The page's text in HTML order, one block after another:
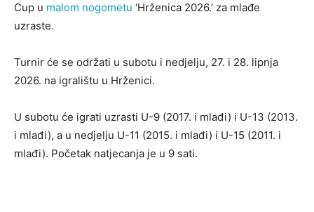
Cup u malom nogometu ‘Hrženica 2026.’ za mlađe
uzraste.
Turnir će se održati u subotu i nedjelju, 27. i 28. lipnja
2026. na igralištu u Hrženici.
U subotu će igrati uzrasti U-9 (2017. i mlađi) i U-13 (2013.
i mlađi), a u nedjelju U-11 (2015. i mlađi) i U-15 (2011. i
mlađi). Početak natjecanja je u 9 sati.